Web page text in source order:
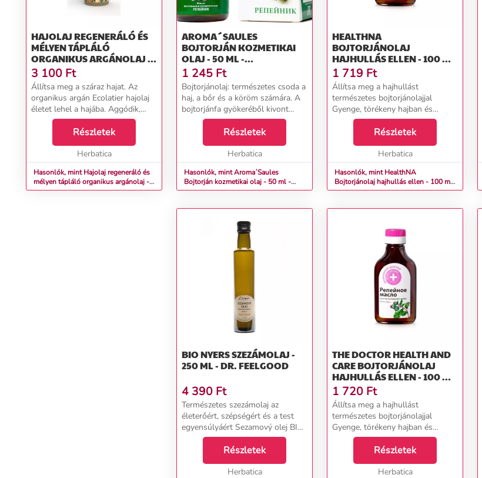
HAJOLAJ REGENERÁLÓ ÉS
MÉLYEN TÁPLÁLÓ
ORGANIKUS ARGÁNOLAJ -
200ML - ECOLATIER
3 100 Ft
Állítsa meg a száraz hajat. Az
organikus argán Ecolatier hajolaj
életet lehel a hajába. Aggódik,
hogy a haja elvesztette fényét és
vitalitását? Száraz, gyorsan
töredezik és a végei túlságosan
Részletek
Herbatica
Hasonlók, mint Hajolaj regeneráló és
mélyen tápláló organikus argánolaj -
200ml - Ecolatier
AROMA´SAULES
BOJTORJÁN KOZMETIKAI
OLAJ - 50 ML -
AROMA'SAULES
1 245 Ft
Bojtorjánolaj: természetes csoda a
haj, a bőr és a köröm számára. A
bojtorjánfa gyökeréből kivont
bojtorjánolaj kivételes természetes
aktiválószer, amely számos
jótékony anyagot tartalmaz,
Részletek
Herbatica
Hasonlók, mint Aroma´Saules
Bojtorján kozmetikai olaj - 50 ml -
Aroma'Saules
HEALTHNA
BOJTORJÁNOLAJ
HAJHULLÁS ELLEN - 100 ML
- HÁZI ORVOS
1 719 Ft
Állítsa meg a hajhullást
természetes bojtorjánolajjal
Gyenge, törékeny hajban és
túlzott hajhullásban szenved?
Fedezze fel a természet erejét a
bojtorjánolaj Házi orvossal. Ez a
hagyományos természet...
Részletek
Herbatica
Hasonlók, mint HealthNA
Bojtorjánolaj hajhullás ellen - 100 ml
- Házi orvos
BIO NYERS SZEZÁMOLAJ -
250 ML - DR. FEELGOOD
4 390 Ft
Természetes szezámolaj az
életerőért, szépségért és a test
egyensúlyáért Sezamový olej BIO
RAW Dr. Feelgood hidegen
sajtolt, apró, mégis rendkívül
tápláló szezámmagból (Sesamum
indicum) készült olaj. ...
Részletek
Herbatica
THE DOCTOR HEALTH AND
CARE BOJTORJÁNOLAJ
HAJHULLÁS ELLEN - 100 ML
- HÁZI ORVOS
1 720 Ft
Állítsa meg a hajhullást
természetes bojtorjánolajjal
Gyenge, törékeny hajban és
túlzott hajhullásban szenved?
Fedezze fel a természet erejét a
bojtorjánolaj Házi orvossal. Ez a
hagyományos természet...
Részletek
Herbatica